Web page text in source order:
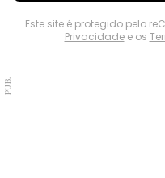
Este site é protegido pelo
Privacidadee os
PUB.